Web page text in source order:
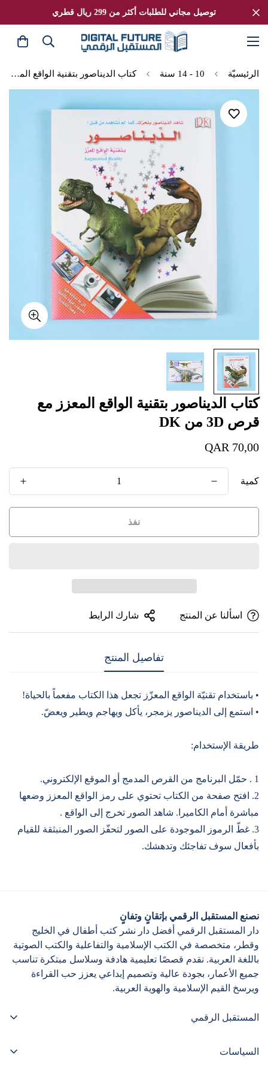
توصيل مجاني للطلبات أكثر من 299 ريال قطري
الرئيسيّة 10 - 14 سنة كتاب الديناصور بتقنية الواقع المعزز مع قرص 3D من DK
كتاب الديناصور بتقنية الواقع المعزز مع
قرص 3D من DK
سعر
QAR 70,00
كمية
نفذ
اسألنا عن المنتج شارك الرابط
تفاصيل المنتج
• باستخدام تقنيّة الواقع المعزّز تجعل هذا الكتاب مفعماً بالحياة!
• استمع إلى الديناصور يزمجر، يأكل ويهاجم ويطير ويعضّ.
طريقة الإستخدام:
1 . حمّل البرنامج من القرص المدمج أو الموقع الإلكتروني.
2. افتح صفحة من الكتاب تحتوي على رمز الواقع المعزز وضعها
مباشرة أمام الكاميرا. شاهد الصور تخرج إلى الواقع .
3. غطّ الرموز الموجودة على الصور لتحفّز الصور المنبثقة للقيام
بأفعال سوف تفاجئك وتدهشك.
نصنع المستقبل الرقمي بإتقانٍ وتفانٍ
دار المستقبل الرقمي أفضل دار نشر كتب أطفال في الخليج
وقطر، متخصصة في الكتب الإسلامية والتفاعلية والكتب الصوتية
باللغة العربية. نقدم قصصًا تعليمية هادفة وسلاسل مبتكرة تناسب
جميع الأعمار، بجودة عالية وتصميم إبداعي يعزز حب القراءة
ويرسخ القيم الإسلامية والهوية العربية.
المستقبل الرقمي
info@digital-future.net
السياسات
Confirm your age